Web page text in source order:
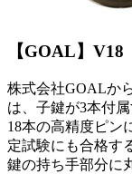
【GOAL】V18
株式会社GOALか
は、子鍵が3本付
18本の高精度ピン
定試験にも合格す
鍵の持ち手部分に